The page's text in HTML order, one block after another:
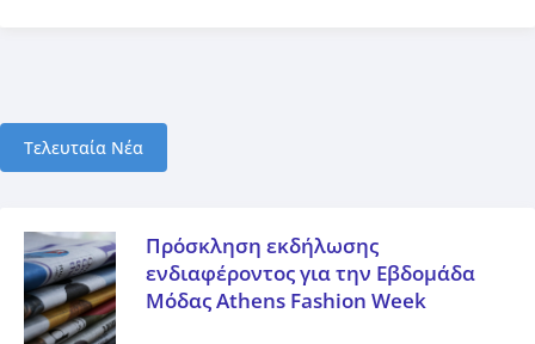
Τελευταία Νέα
Πρόσκληση εκδήλωσης
ενδιαφέροντος για την Εβδομάδα
Μόδας Athens Fashion Week